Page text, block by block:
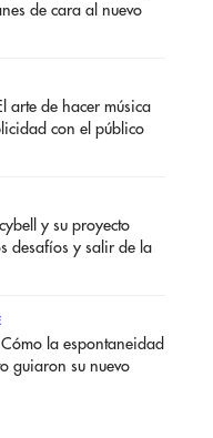
de cara al nuevo
arte de hacer música
con el público
y su proyecto
desafíos y salir de la
la espontaneidad
guiaron su nuevo